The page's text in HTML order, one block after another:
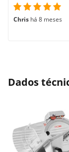
Chris há 8 meses
Dados